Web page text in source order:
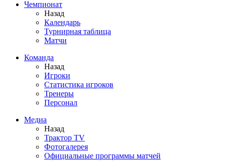
Чемпионат
Назад
Календарь
Турнирная таблица
Матчи
Команда
Назад
Игроки
Статистика игроков
Тренеры
Персонал
Медиа
Назад
Трактор TV
Фотогалерея
Официальные программы матчей